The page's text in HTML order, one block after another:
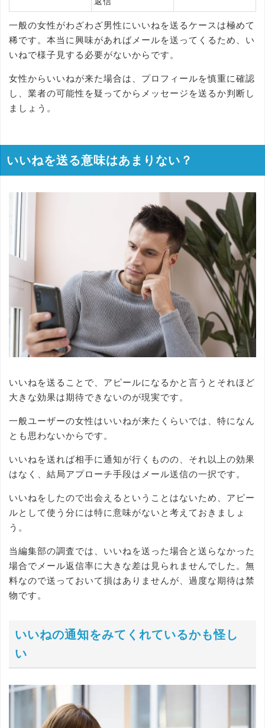
一般の女性がわざわざ男性にいいねを送るケースは極めて
稀です。本当に興味があればメールを送ってくるため、い
いねで様子見する必要がないからです。
女性からいいねが来た場合は、プロフィールを慎重に確認
し、業者の可能性を疑ってからメッセージを送るか判断し
ましょう。
いいねを送る意味はあまりない？
いいねを送ることで、アピールになるかと言うとそれほど
大きな効果は期待できないのが現実です。
一般ユーザーの女性はいいねが来たくらいでは、特になん
とも思わないからです。
いいねを送れば相手に通知が行くものの、それ以上の効果
はなく、結局アプローチ手段はメール送信の一択です。
いいねをしたので出会えるということはないため、アピー
ルとして使う分には特に意味がないと考えておきましょ
う。
当編集部の調査では、いいねを送った場合と送らなかった
場合でメール返信率に大きな差は見られませんでした。無
料なので送っておいて損はありませんが、過度な期待は禁
物です。
いいねの通知をみてくれているかも怪し
い